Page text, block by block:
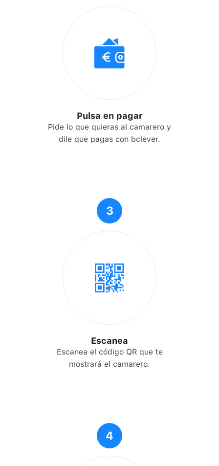
Pulsa en pagar
Pide lo que quieras al camarero y
dile que pagas con bclever.
3
Escanea
Escanea el código QR que te
mostrará el camarero.
4